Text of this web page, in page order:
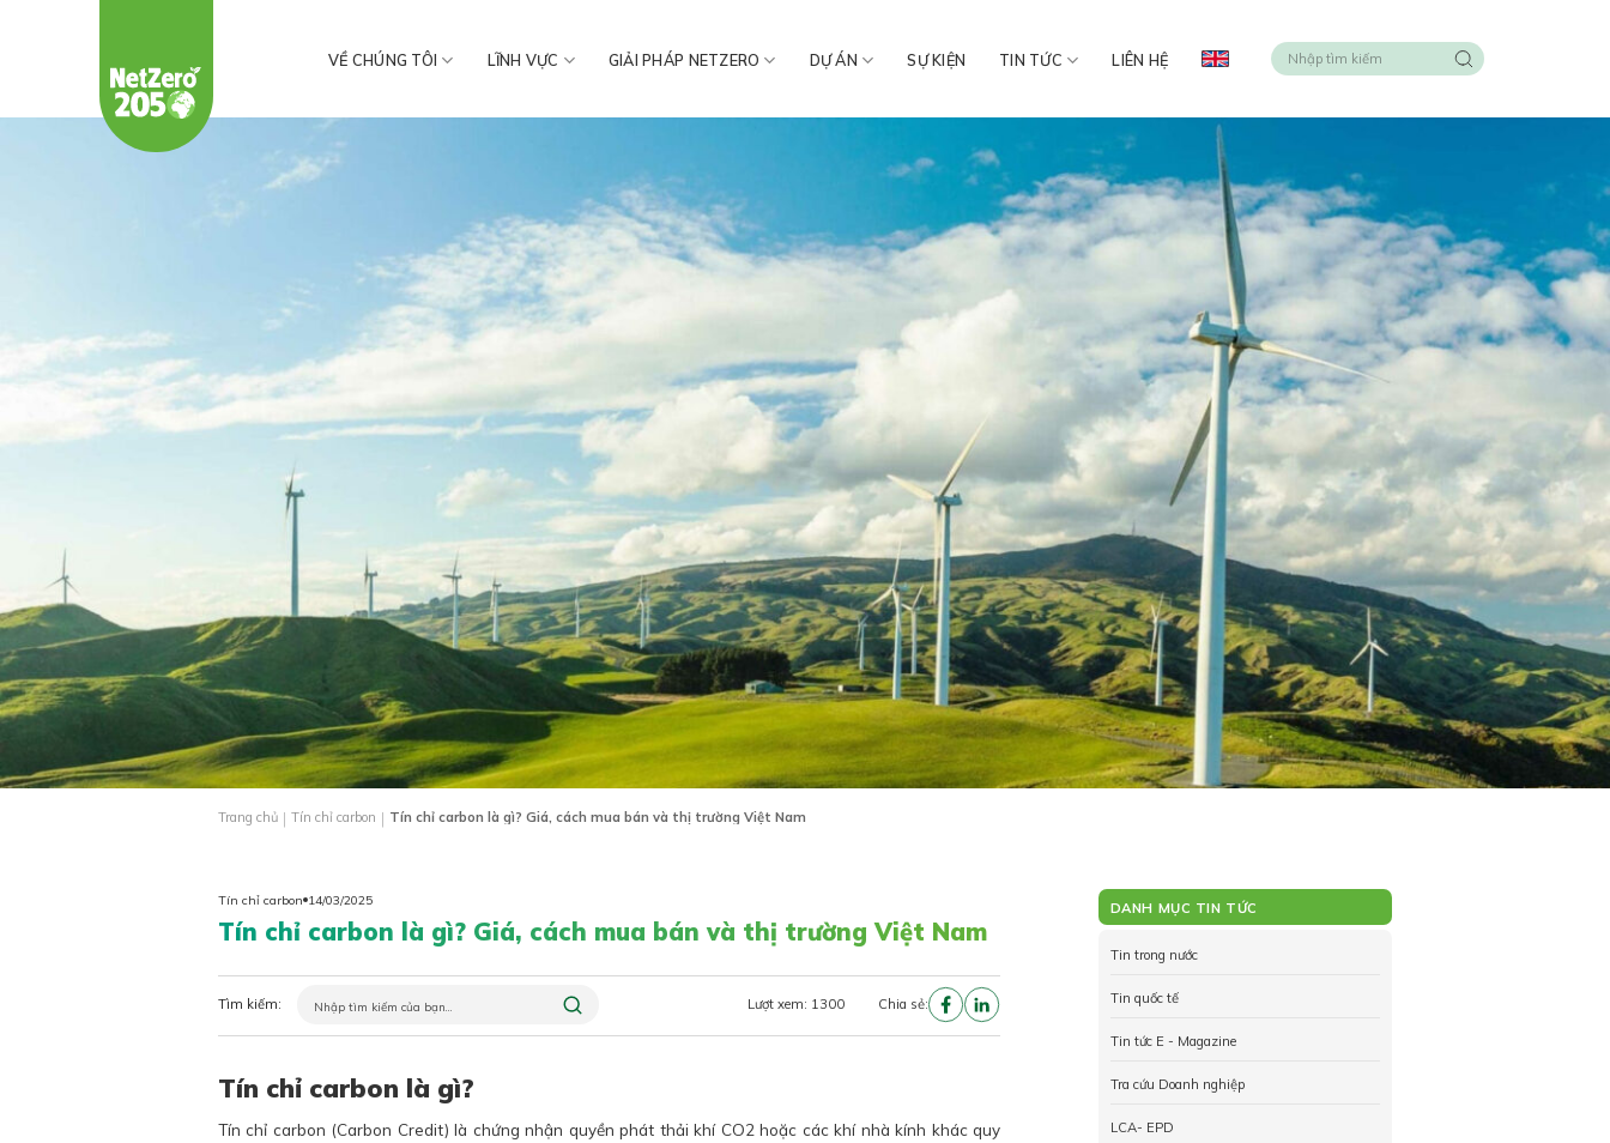
VỀ CHÚNG TÔI LĨNH VỰC GIẢI PHÁP NETZERO DỰ ÁN SỰ KIỆN TIN TỨC LIÊN HỆ
Trang chủ | Tín chỉ carbon | Tín chỉ carbon là gì? Giá, cách mua bán và thị trường Việt Nam
Tín chỉ carbon 14/03/2025
Tín chỉ carbon là gì? Giá, cách mua bán và thị trường Việt Nam
Tìm kiếm: Lượt xem: 1300 Chia sẻ:
Tín chỉ carbon là gì?
Tín chỉ carbon (Carbon Credit) là chứng nhận quyền phát thải khí CO2 hoặc các khí nhà kính khác quy
DANH MỤC TIN TỨC
Tin trong nước
Tin quốc tế
Tin tức E - Magazine
Tra cứu Doanh nghiệp
LCA- EPD